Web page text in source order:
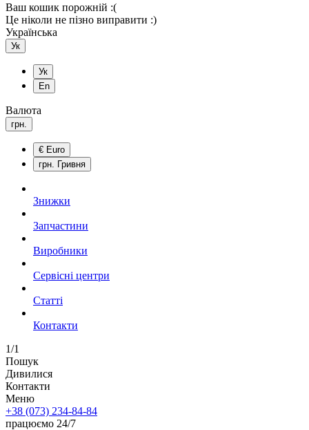
Ваш кошик порожній :(
Це ніколи не пізно виправити :)
Українська
Ук
Ук
En
Валюта
грн.
€ Euro
грн. Гривня
Знижки
Запчастини
Виробники
Сервісні центри
Статті
Контакти
1/1
Пошук
Дивилися
Контакти
Меню
+38 (073) 234-84-84
працюємо 24/7